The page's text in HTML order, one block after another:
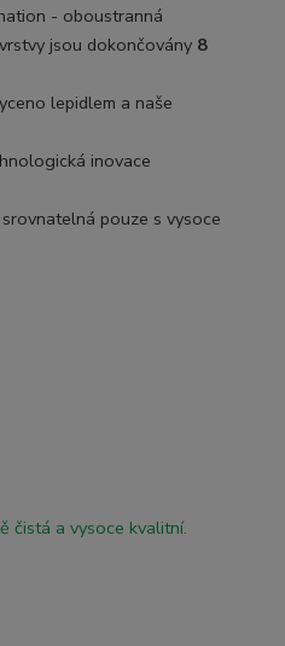
- oboustranná
jsou dokončovány 8
lepidlem a naše
inovace
pouze s vysoce
čistá a vysoce kvalitní.